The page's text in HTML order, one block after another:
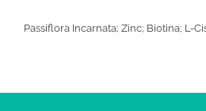
Passiflora Incarnata; Zinc; Biotina; L-